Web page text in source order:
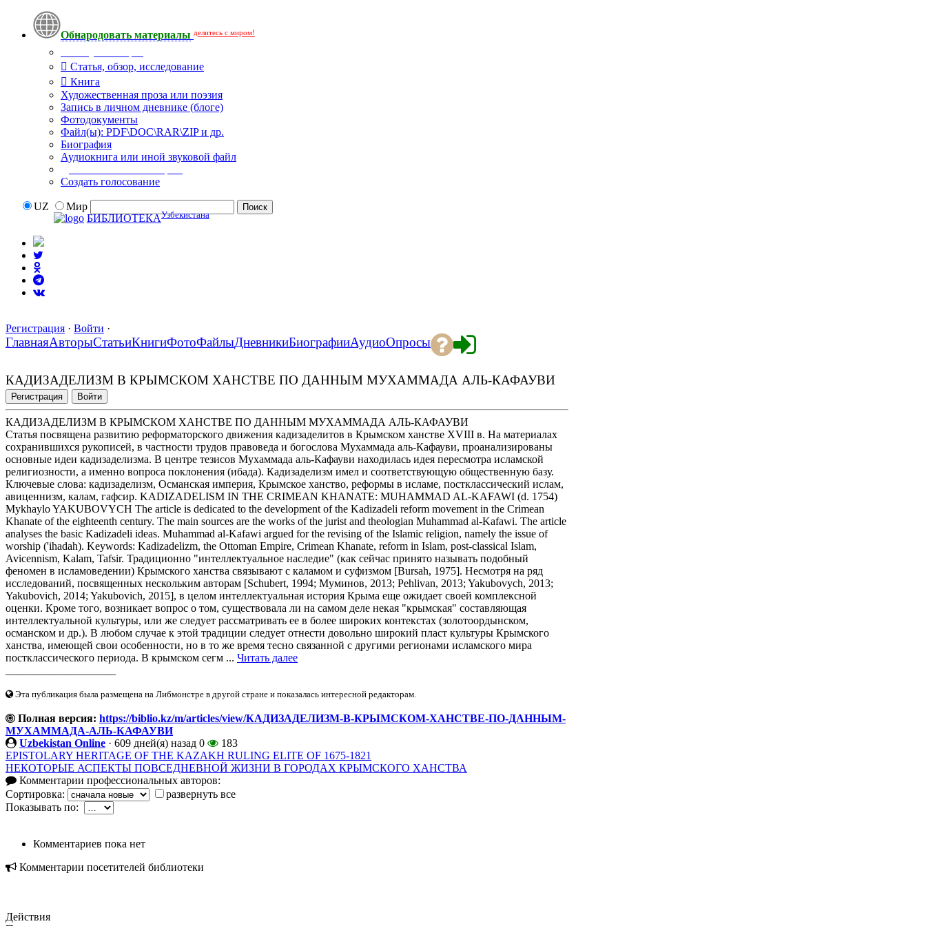
Обнародовать материалы делитесь с миром!
Статья, обзор, исследование
Книга
Художественная проза или поэзия
Запись в личном дневнике (блоге)
Фотодокументы
Файл(ы): PDF\DOC\RAR\ZIP и др.
Биография
Аудиокнига или иной звуковой файл
Создать голосование
UZ
Мир
БИБЛИОТЕКАУзбекистана
Регистрация · Войти ·
ГлавнаяАвторыСтатьиКнигиФотоФайлыДневникиБиографииАудиоОпросы
КАДИЗАДЕЛИЗМ В КРЫМСКОМ ХАНСТВЕ ПО ДАННЫМ МУХАММАДА АЛЬ-КАФАУВИ
Регистрация Войти
КАДИЗАДЕЛИЗМ В КРЫМСКОМ ХАНСТВЕ ПО ДАННЫМ МУХАММАДА АЛЬ-КАФАУВИ
Статья посвящена развитию реформаторского движения кадизаделитов в Крымском ханстве XVIII в. На материалах
сохранившихся рукописей, в частности трудов правоведа и богослова Мухаммада аль-Кафауви, проанализированы
основные идеи кадизаделизма. В центре тезисов Мухаммада аль-Кафауви находилась идея пересмотра исламской
религиозности, а именно вопроса поклонения (ибада). Кадизаделизм имел и соответствующую общественную базу.
Ключевые слова: кадизаделизм, Османская империя, Крымское ханство, реформы в исламе, постклассический ислам,
авиценнизм, калам, гафсир. KADIZADELISM IN THE CRIMEAN KHANATE: MUHAMMAD AL-KAFAWI (d. 1754)
Mykhaylo YAKUBOVYCH The article is dedicated to the development of the Kadizadeli reform movement in the Crimean
Khanate of the eighteenth century. The main sources are the works of the jurist and theologian Muhammad al-Kafawi. The article
analyses the basic Kadizadeli ideas. Muhammad al-Kafawi argued for the revising of the Islamic religion, namely the issue of
worship ('ihadah). Keywords: Kadizadelizm, the Ottoman Empire, Crimean Khanate, reform in Islam, post-classical Islam,
Avicennism, Kalam, Tafsir. Традиционно "интеллектуальное наследие" (как сейчас принято называть подобный
феномен в исламоведении) Крымского ханства связывают с каламом и суфизмом [Bursah, 1975]. Несмотря на ряд
исследований, посвященных нескольким авторам [Schubert, 1994; Муминов, 2013; Pehlivan, 2013; Yakubovych, 2013;
Yakubovich, 2014; Yakubovich, 2015], в целом интеллектуальная история Крыма еще ожидает своей комплексной
оценки. Кроме того, возникает вопрос о том, существовала ли на самом деле некая "крымская" составляющая
интеллектуальной культуры, или же следует рассматривать ее в более широких контекстах (золотоордынском,
османском и др.). В любом случае к этой традиции следует отнести довольно широкий пласт культуры Крымского
ханства, имеющей свои особенности, но в то же время тесно связанной с другими регионами исламского мира
постклассического периода. В крымском сегм ... Читать далее
Эта публикация была размещена на Либмонстре в другой стране и показалась интересной редакторам.
Полная версия: https://biblio.kz/m/articles/view/КАДИЗАДЕЛИЗМ-В-КРЫМСКОМ-ХАНСТВЕ-ПО-ДАННЫМ-
МУХАММАДА-АЛЬ-КАФАУВИ
Uzbekistan Online · 609 дней(я) назад 0
183
EPISTOLARY HERITAGE OF THE KAZAKH RULING ELITE OF 1675-1821
НЕКОТОРЫЕ АСПЕКТЫ ПОВСЕДНЕВНОЙ ЖИЗНИ В ГОРОДАХ КРЫМСКОГО ХАНСТВА
Комментарии профессиональных авторов:
Сортировка:
развернуть все
Показывать по:
Комментариев пока нет
Комментарии посетителей библиотеки
Действия